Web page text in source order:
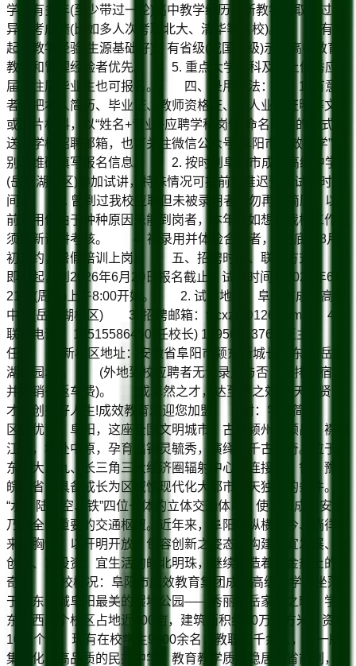
学，有多年(至少带过一轮)高中教学经历，所教学生取得过优
异高考成绩(比如多人次考取北大、清华等名校)。 4. 有高
起点教学经验(生源基础好)，有省级(或国家级)示范高中教育
教学和管理经验者优先。 5. 重点大学本科及以上优秀应
届、往届毕业生也可报名。 四、录用办法： 1. 有意
者请把本人简历、毕业证、教师资格证、个人业绩证明等文字
或图片材料，以“姓名+专业+应聘学科岗位”命名附件的形式发
送到学校招聘邮箱，也可关注微信公众号“阜阳市成效中学”识
别二维码填写报名信息。 2. 按时到阜阳市成效高级中学
(岳家湖校区)参加试讲，特殊情况可提前或推迟预约试讲时
间。 3. 曾到过我校应聘但未被录用者请勿再投简历，以
前录用但由于种种原因未能到岗者，本年度如想到我校工作必
须重新试讲考核。 4. 被录用并体检合格者，7月底或8月
初签约，暑假培训上岗。 五、招聘时间、联系方式 1.
即日起，到2026年6月20日报名截止。试讲时间在2026年6月
21日(周日)上午8:00开始。 2. 试讲地点：阜阳市成效高级
中学(岳家湖校区) 3. 招聘邮箱：fycxzx@126.com 4.
联系电话： 13515586450(任校长) 13956813762(王主
任) 5. 新校区地址：安徽省阜阳市颍东新城长青东路(岳家
湖公园北)。 (外地到校应聘者无论录用与否，安排住宿，
并报销往返车费)。 成卓然之才，达至善之效!纳天下贤
才，创美好人生!成效教育欢迎您加盟! 附：学校简介
区位优势：阜阳，这座全国文明城市，古称颍州、顺昌，襟带
江淮，地处中原，孕育出钟灵毓秀，演绎了千古传奇。位于华
东、大京九、长三角三大经济圈辐射中心，连接苏、鲁、豫、
皖四省，具备成长为区域性现代化大都市得天独厚的条件。
“水、陆、空、铁”四位一体的立体交通体系，使阜阳成为安徽
乃至全国重要的交通枢纽。近年来，阜阳以纵横古今、徜徉未
来之胸怀，以开明开放、包容创新之姿态，构建成宜发展、宜
创业、宜投资、宜生活的皖北明珠，继续铸造着鎏金热土的传
奇! 学校概况：阜阳市成效教育集团成效高级中学，坐落
于颍东新城阜阳最美的湿地公园——秀丽的岳家湖之畔。学校
东、西两个校区占地近400亩，建筑面积约30万平方米，资产
10多个亿。现有在校学生9000余名，教职工千余人，是一所
集团化、高品质的民办中学。教育教学质量稳居全省前列，不